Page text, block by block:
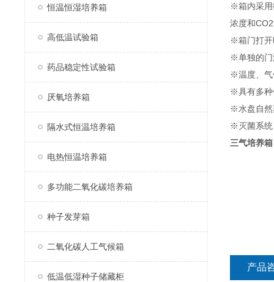
恒温恒湿培养箱
高低温试验箱
药品稳定性试验箱
厌氧培养箱
隔水式恒温培养箱
电热恒温培养箱
多功能二氧化碳培养箱
种子发芽箱
二氧化碳人工气候箱
低温低湿种子储藏柜
※箱内采用
浓度和
※箱门打开
※单独的门
※温度、气
※具有多种
※水盘自然
※灭菌系统
三气培养
产品